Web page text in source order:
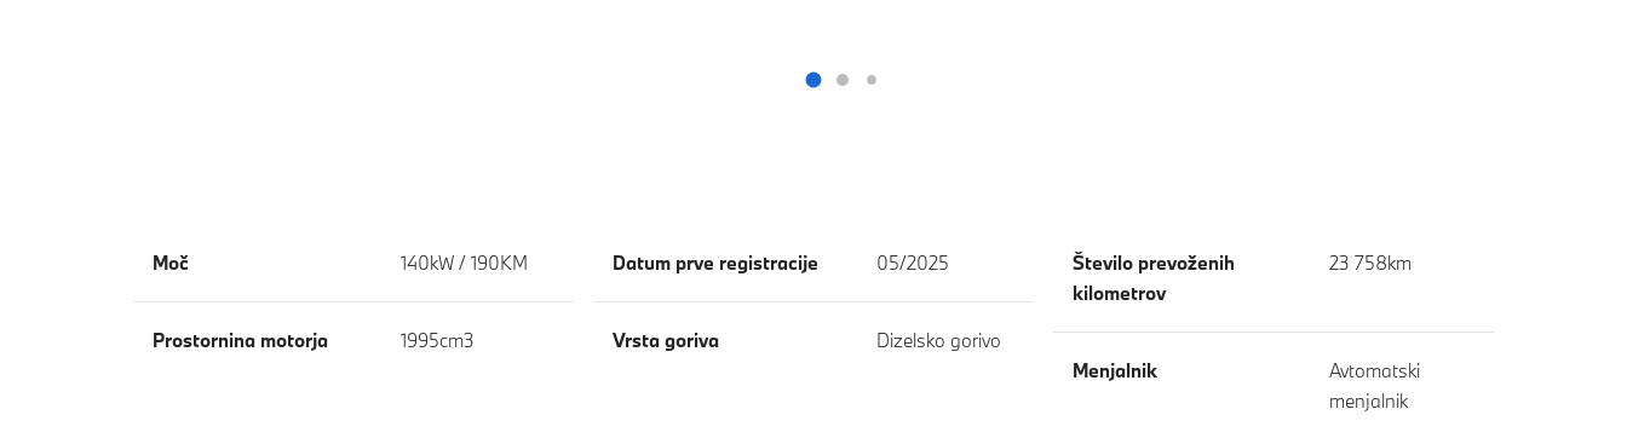
Moč 140kW / 190KM
Prostornina motorja 1995cm3
Datum prve registracije 05/2025
Vrsta goriva Dizelsko gorivo
Število prevoženih
kilometrov
23 758km
Menjalnik
Avtomatski
menjalnik